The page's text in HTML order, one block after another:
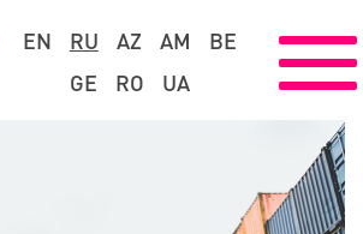
EN RU AZ AM
BE
GE
RO UA